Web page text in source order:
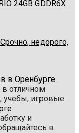
24GB GDDR6X
недорого,
в Оренбурге
отличном
учебы, игровые
и
в